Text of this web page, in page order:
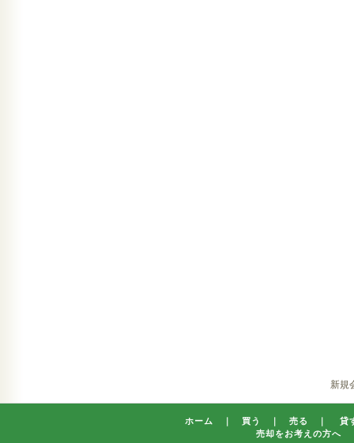
新規
ホーム ｜ 買う ｜ 売る ｜
貸
売却をお考えの方へ